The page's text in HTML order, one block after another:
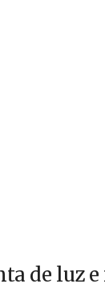
de luz